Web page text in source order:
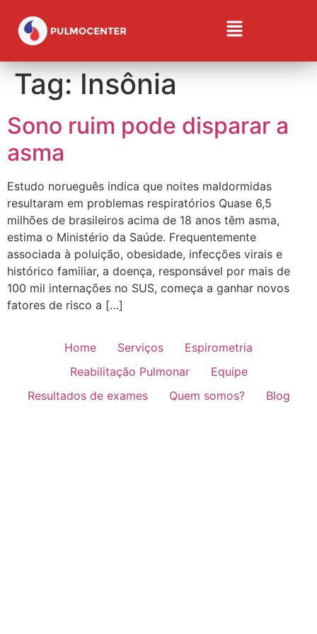
Tag:Insônia
Sono ruim pode disparar a
asma
Estudo norueguês indica que noites maldormidas
resultaram em problemas respiratórios Quase 6,5
milhões de brasileiros acima de 18 anos têm asma,
estima o Ministério da Saúde. Frequentemente
associada à poluição, obesidade, infecções virais e
histórico familiar, a doença, responsável por mais de
100 mil internações no SUS, começa a ganhar novos
fatores de risco a […]
Home Serviços
Espirometria
Reabilitação Pulmonar
Equipe
Resultados de exames
Quem somos? Blog